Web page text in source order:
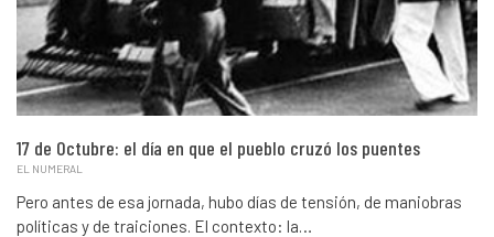
17 de Octubre: el día en que el pueblo cruzó los puentes
EL NUMERAL
Pero antes de esa jornada, hubo días de tensión, de maniobras
políticas y de traiciones. El contexto: la…